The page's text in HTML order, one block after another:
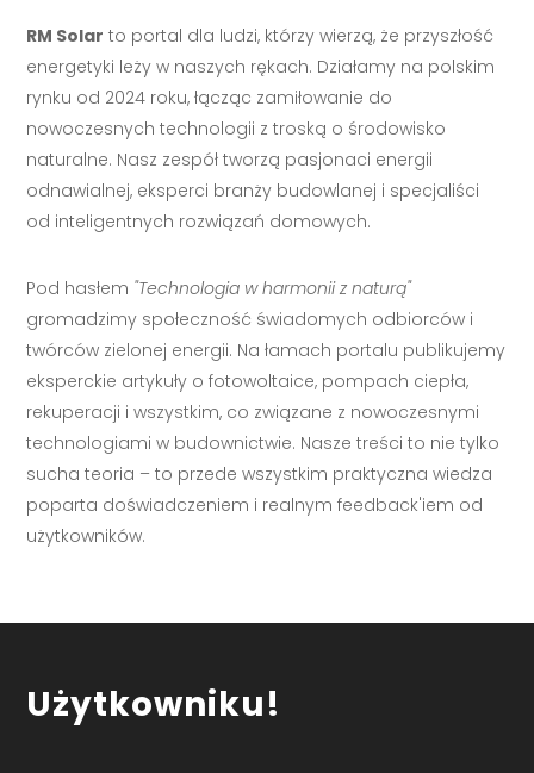
RM Solar to portal dla ludzi, którzy wierzą, że przyszłość
energetyki leży w naszych rękach. Działamy na polskim
rynku od 2024 roku, łącząc zamiłowanie do
nowoczesnych technologii z troską o środowisko
naturalne. Nasz zespół tworzą pasjonaci energii
odnawialnej, eksperci branży budowlanej i specjaliści
od inteligentnych rozwiązań domowych.
Pod hasłem "Technologia w harmonii z naturą"
gromadzimy społeczność świadomych odbiorców i
twórców zielonej energii. Na łamach portalu publikujemy
eksperckie artykuły o fotowoltaice, pompach ciepła,
rekuperacji i wszystkim, co związane z nowoczesnymi
technologiami w budownictwie. Nasze treści to nie tylko
sucha teoria – to przede wszystkim praktyczna wiedza
poparta doświadczeniem i realnym feedback'iem od
użytkowników.
Użytkowniku!